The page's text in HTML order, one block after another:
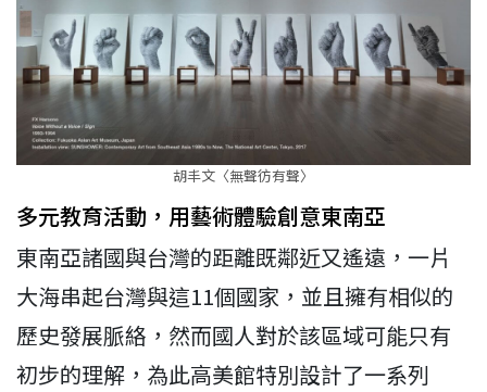
胡丰文〈無聲彷有聲〉
多元教育活動，用藝術體驗創意東南亞
東南亞諸國與台灣的距離既鄰近又遙遠，一片
大海串起台灣與這11個國家，並且擁有相似的
歷史發展脈絡，然而國人對於該區域可能只有
初步的理解，為此高美館特別設計了一系列